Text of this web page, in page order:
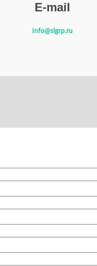
E-mail
info@slgrp.ru